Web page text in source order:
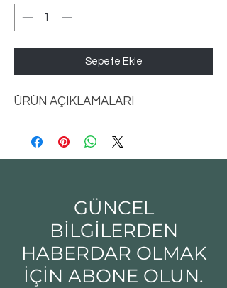
Sepete Ekle
ÜRÜN AÇIKLAMALARI
GÜNCEL
BİLGİLERDEN
HABERDAR OLMAK
İÇİN ABONE OLUN.